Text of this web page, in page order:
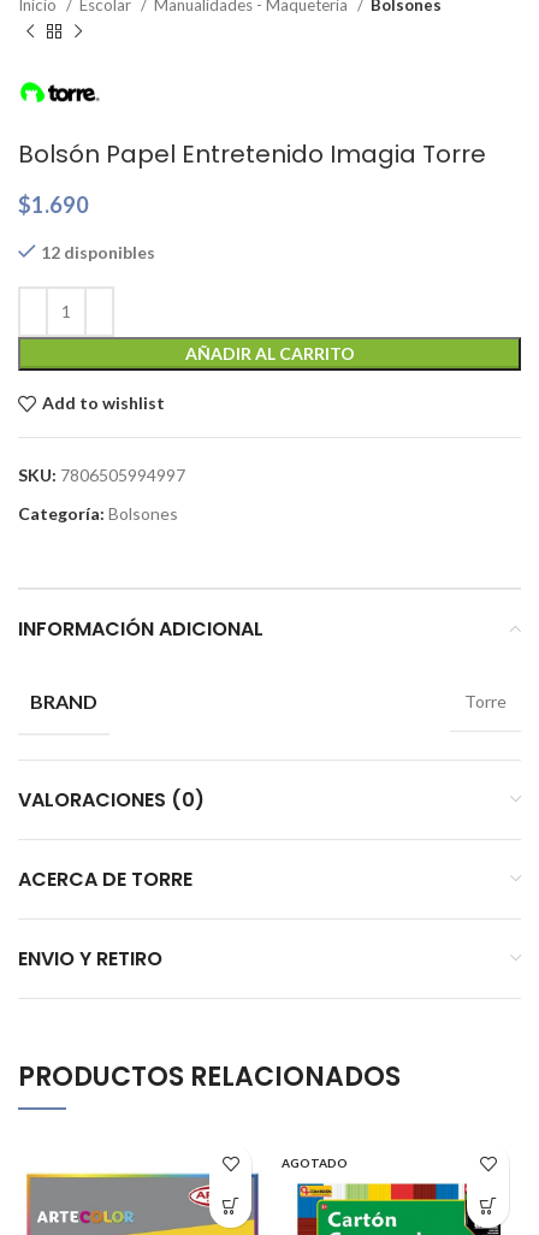
Inicio Escolar Manualidades - Maqueteria Bolsones
Bolsón Papel Entretenido Imagia Torre
$1.690
12 disponibles
AÑADIR AL CARRITO
Add to wishlist
SKU: 7806505994997
Categoría: Bolsones
INFORMACIÓN ADICIONAL
BRAND Torre
VALORACIONES (0)
ACERCA DE TORRE
ENVIO Y RETIRO
PRODUCTOS RELACIONADOS
AGOTADO